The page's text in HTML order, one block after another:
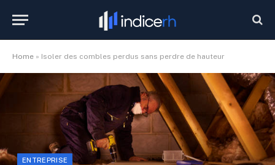
Home » Isoler des combles perdus sans perdre de hauteur
ENTREPRISE